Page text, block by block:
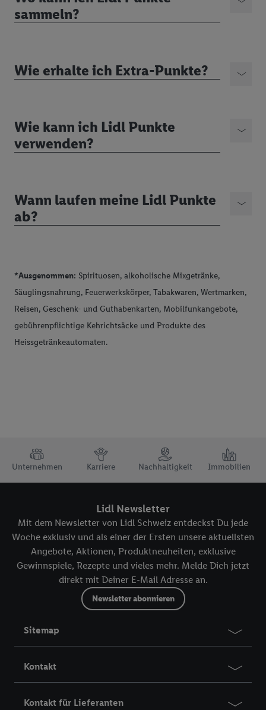
sammeln?
Wie erhalte ich Extra-Punkte?
Wie kann ich Lidl Punkte
verwenden?
Wann laufen meine Lidl Punkte
ab?
*Ausgenommen: Spirituosen, alkoholische Mixgetränke,
Säuglingsnahrung, Feuerwerkskörper, Tabakwaren, Wertmarken,
Reisen, Geschenk- und Guthabenkarten, Mobilfunkangebote,
gebührenpflichtige Kehrichtsäcke und Produkte des
Heissgetränkeautomaten.
TRUSTBAR
Unternehmen Karriere Nachhaltigkeit Immobilien
Lidl Newsletter
Mit dem Newsletter von Lidl Schweiz entdeckst Du jede
Woche exklusiv und als einer der Ersten unsere aktuellsten
Angebote, Aktionen, Produktneuheiten, exklusive
Gewinnspiele, Rezepte und vieles mehr. Melde Dich jetzt
direkt mit Deiner E-Mail Adresse an.
Newsletter abonnieren
Sitemap
Kontakt
Kontakt für Lieferanten